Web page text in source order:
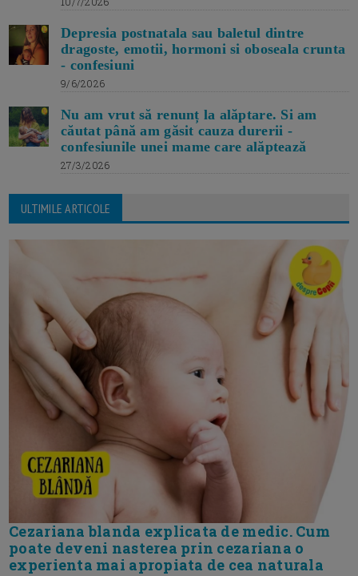
Depresia postnatala sau baletul dintre
dragoste, emotii, hormoni si oboseala crunta
- confesiuni
9/6/2026
Nu am vrut să renunț la alăptare. Si am
căutat până am găsit cauza durerii -
confesiunile unei mame care alăptează
27/3/2026
ULTIMILE ARTICOLE
Cezariana blanda explicata de medic. Cum
poate deveni nasterea prin cezariana o
experienta mai apropiata de cea naturala